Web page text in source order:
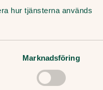
hur tjänsterna används
Marknadsföring